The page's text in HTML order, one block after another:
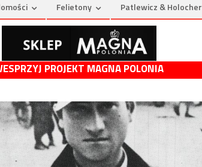
Felietony Patlewicz & Holocher
PROJEKT MAGNA POLONIA